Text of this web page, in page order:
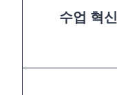
수업 혁신